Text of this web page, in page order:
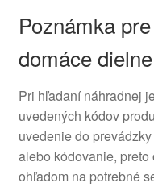
Poznámka
domáce dielne
Pri hľadaní náhradnej
uvedených kódov
uvedenie do
alebo kódovanie,
ohľadom na potrebné